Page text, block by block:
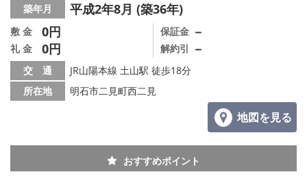
メールでお問い合わせ
築年月 平成2年8月 (築36年)
敷 金 0円
礼 金 0円
保証金 －
解約引 －
交 通
JR山陽本線 土山駅 徒歩18分
所在地
明石市二見町西二見
地図を見る
おすすめポイント